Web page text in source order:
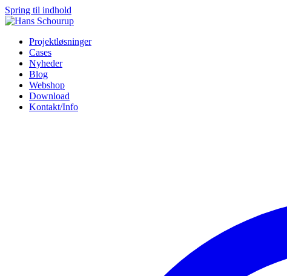
Spring til indhold
Projektløsninger
Cases
Nyheder
Blog
Webshop
Download
Kontakt/Info